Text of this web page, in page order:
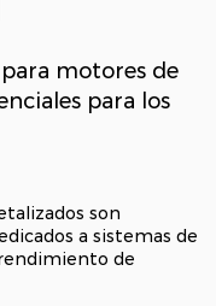
motores de
para los
son
a sistemas de
de